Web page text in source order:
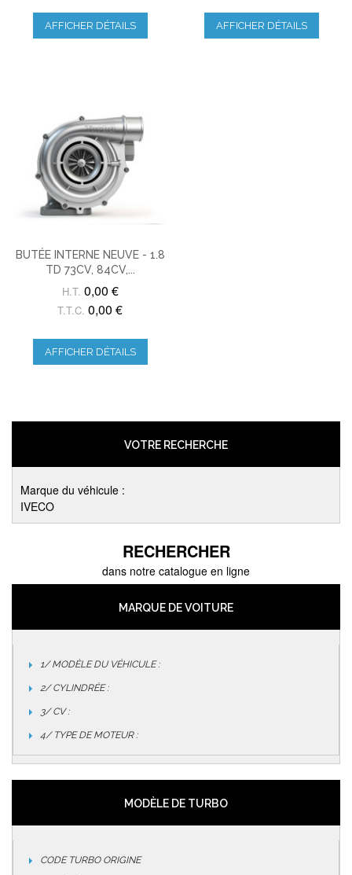
AFFICHER DÉTAILS AFFICHER DÉTAILS
BUTÉE INTERNE NEUVE - 1.8
TD 73CV, 84CV,...
H.T. 0,00 €
T.T.C. 0,00 €
AFFICHER DÉTAILS
VOTRE RECHERCHE
Marque du véhicule :
IVECO
RECHERCHER
dans notre catalogue en ligne
MARQUE DE VOITURE
1/ MODÈLE DU VÉHICULE :
2/ CYLINDRÉE :
3/ CV :
4/ TYPE DE MOTEUR :
MODÈLE DE TURBO
CODE TURBO ORIGINE